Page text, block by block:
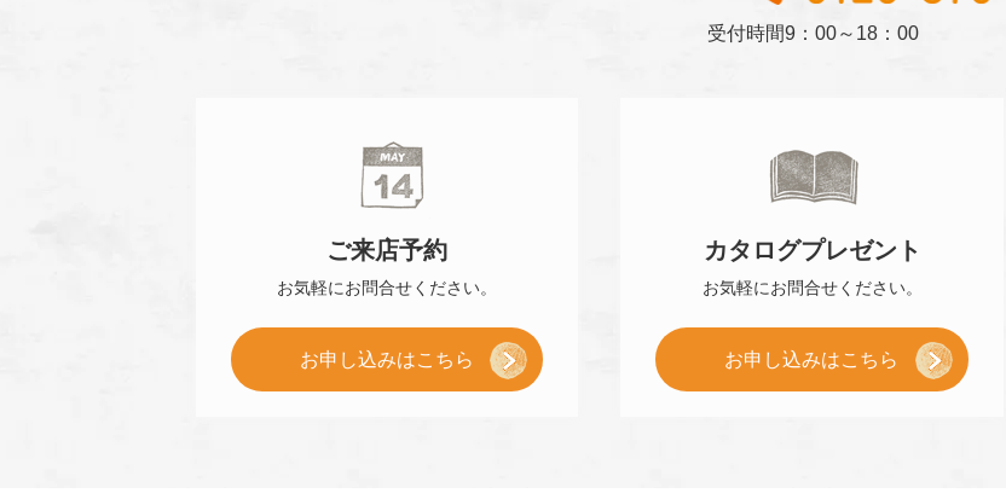
受付時間9：00～18：00
ご来店予約
お気軽にお問合せください。
お申し込みはこちら
カタログプレゼント
お気軽にお問合せください。
お申し込みはこちら